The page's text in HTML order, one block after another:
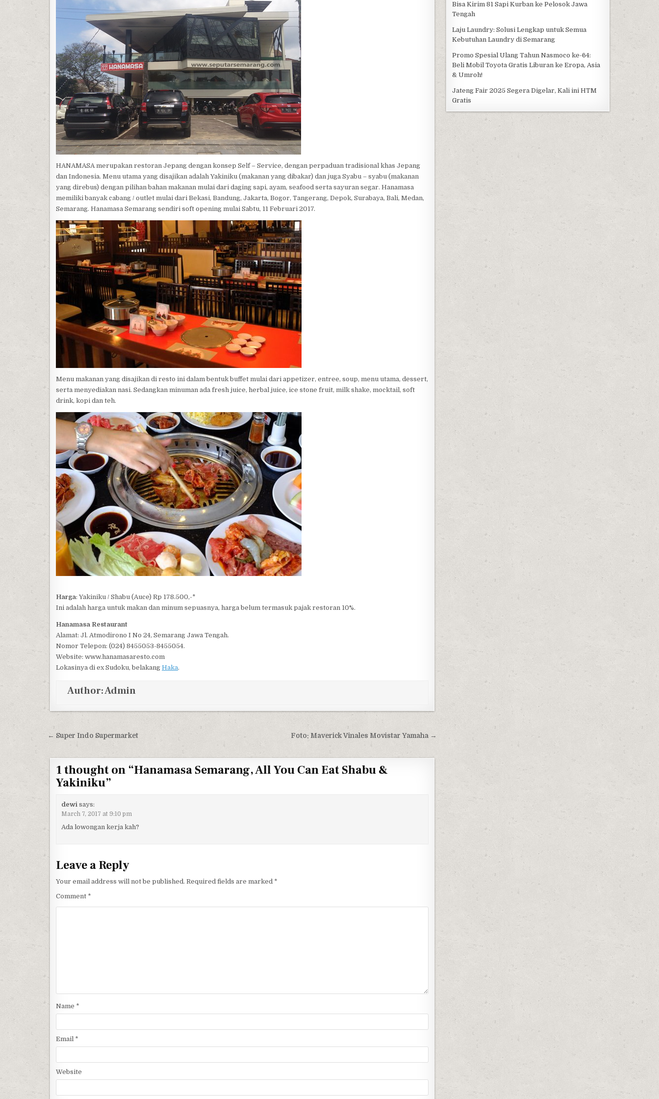
HANAMASA merupakan restoran Jepang dengan konsep Self – Service, dengan perpaduan tradisional khas Jepang
dan Indonesia. Menu utama yang disajikan adalah Yakiniku (makanan yang dibakar) dan juga Syabu – syabu (makanan
yang direbus) dengan pilihan bahan makanan mulai dari daging sapi, ayam, seafood serta sayuran segar. Hanamasa
memiliki banyak cabang / outlet mulai dari Bekasi, Bandung, Jakarta, Bogor, Tangerang, Depok, Surabaya, Bali, Medan,
Semarang. Hanamasa Semarang sendiri soft opening mulai Sabtu, 11 Februari 2017.
Menu makanan yang disajikan di resto ini dalam bentuk buffet mulai dari appetizer, entree, soup, menu utama, dessert,
serta menyediakan nasi. Sedangkan minuman ada fresh juice, herbal juice, ice stone fruit, milk shake, mocktail, soft
drink, kopi dan teh.
Harga: Yakiniku / Shabu (Auce) Rp 178.500,-*
Ini adalah harga untuk makan dan minum sepuasnya, harga belum termasuk pajak restoran 10%.
Hanamasa Restaurant
Alamat: Jl. Atmodirono I No 24, Semarang Jawa Tengah.
Nomor Telepon: (024) 8455053-8455054.
Website: www.hanamasaresto.com
Lokasinya di ex Sudoku, belakang Haka.
Author:Admin
Post navigation Foto: Maverick Vinales Movistar Yamaha →
← Super Indo Supermarket
1 thought on “Hanamasa Semarang, All You Can Eat Shabu &
Yakiniku”
dewi says:
March 7, 2017 at 9:10 pm
Ada lowongan kerja kah?
Leave a Reply
Your email address will not be published. Required fields are marked *
Comment *
Name *
Email *
Website
Bisa Kirim 81 Sapi Kurban ke Pelosok Jawa
Tengah
Laju Laundry: Solusi Lengkap untuk Semua
Kebutuhan Laundry di Semarang
Promo Spesial Ulang Tahun Nasmoco ke-64:
Beli Mobil Toyota Gratis Liburan ke Eropa, Asia
& Umroh!
Jateng Fair 2025 Segera Digelar, Kali ini HTM
Gratis